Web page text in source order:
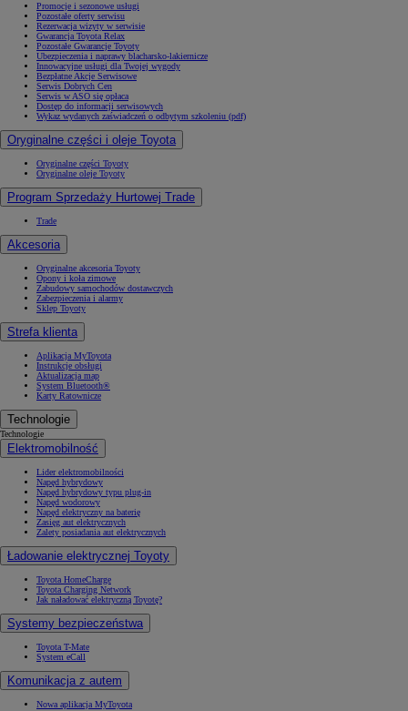
Promocje i sezonowe usługi
Pozostałe oferty serwisu
Rezerwacja wizyty w serwisie
Gwarancja Toyota Relax
Pozostałe Gwarancje Toyoty
Ubezpieczenia i naprawy blacharsko-lakiernicze
Innowacyjne usługi dla Twojej wygody
Bezpłatne Akcje Serwisowe
Serwis Dobrych Cen
Serwis w ASO się opłaca
Dostęp do informacji serwisowych
Wykaz wydanych zaświadczeń o odbytym szkoleniu (pdf)
Oryginalne części i oleje Toyota
Oryginalne części Toyoty
Oryginalne oleje Toyoty
Program Sprzedaży Hurtowej Trade
Trade
Akcesoria
Oryginalne akcesoria Toyoty
Opony i koła zimowe
Zabudowy samochodów dostawczych
Zabezpieczenia i alarmy
Sklep Toyoty
Strefa klienta
Aplikacja MyToyota
Instrukcje obsługi
Aktualizacja map
System Bluetooth®
Karty Ratownicze
Technologie
Technologie
Elektromobilność
Lider elektromobilności
Napęd hybrydowy
Napęd hybrydowy typu plug-in
Napęd wodorowy
Napęd elektryczny na baterię
Zasięg aut elektrycznych
Zalety posiadania aut elektrycznych
Ładowanie elektrycznej Toyoty
Toyota HomeCharge
Toyota Charging Network
Jak naładować elektryczną Toyotę?
Systemy bezpieczeństwa
Toyota T-Mate
System eCall
Komunikacja z autem
Nowa aplikacja MyToyota